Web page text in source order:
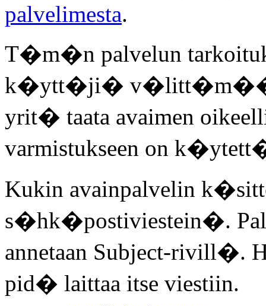
palvelimesta.
T�m�n palvelun
k�ytt�ji� v�litt�m��n
yrit� taata avaimen
varmistukseen on
Kukin avainpalvelin
s�hk�postiviestein�.
annetaan Subject-rivill�.
pid� laittaa itse viestiin.